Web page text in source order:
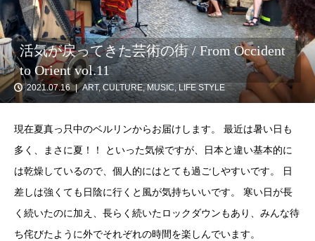
活気が戻ってきた芸術の街 / From Occident
to Orient vol.11
2021.07.16 ART, CULTURE,MUSIC,LIFE STYLE
現在夏真っ只中のベルリンからお届けします。 最近は暑い日も
多く、まさに夏！！ といった気候ですが、日本と違い基本的に
は乾燥しているので、個人的にはとても過ごしやすいです。 日
差しは強くても日陰に行くと風が気持ちいいです。 寒い日が長
く続いたのに加え、長らく続いたロックダウンもあり、みんな待
ち侘びたように外でそれぞれの時間を楽しんでいます。